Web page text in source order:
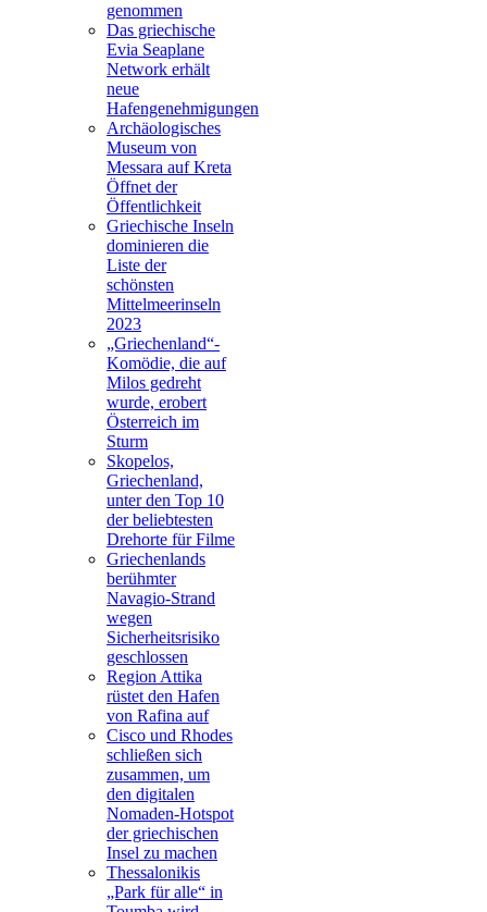
genommen
Das griechische
Evia Seaplane
Network erhält
neue
Hafengenehmigungen
Archäologisches
Museum von
Messara auf Kreta
Öffnet der
Öffentlichkeit
Griechische Inseln
dominieren die
Liste der
schönsten
Mittelmeerinseln
2023
„Griechenland“-
Komödie, die auf
Milos gedreht
wurde, erobert
Österreich im
Sturm
Skopelos,
Griechenland,
unter den Top 10
der beliebtesten
Drehorte für Filme
Griechenlands
berühmter
Navagio-Strand
wegen
Sicherheitsrisiko
geschlossen
Region Attika
rüstet den Hafen
von Rafina auf
Cisco und Rhodes
schließen sich
zusammen, um
den digitalen
Nomaden-Hotspot
der griechischen
Insel zu machen
Thessalonikis
„Park für alle“ in